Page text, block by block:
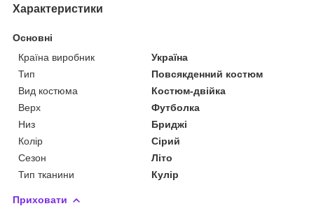
Характеристики
Основні
Країна виробник
Україна
Тип
Повсякденний костюм
Вид костюма
Костюм-двійка
Верх
Футболка
Низ
Бриджі
Колір
Сірий
Сезон
Літо
Тип тканини
Кулір
Приховати